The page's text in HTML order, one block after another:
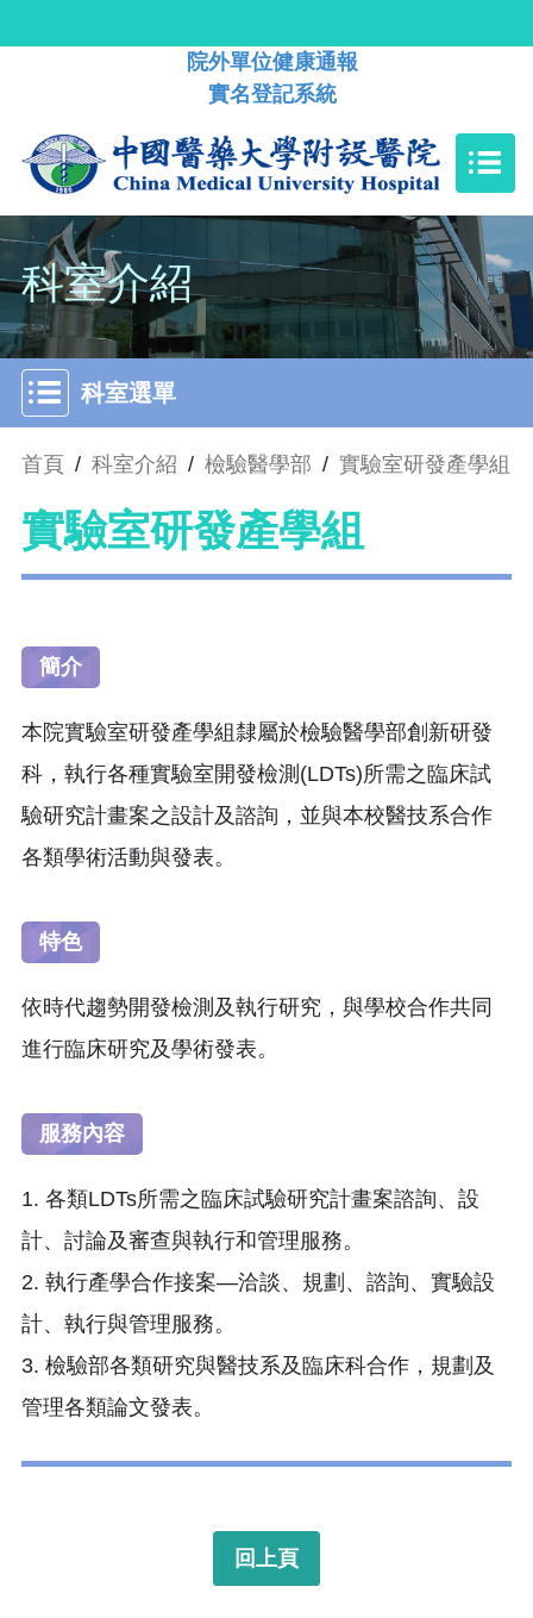
院外單位健康通報
實名登記系統
科室介紹
科室選單
首頁 / 科室介紹 / 檢驗醫學部 / 實驗室研發產學組
實驗室研發產學組
簡介
本院實驗室研發產學組隸屬於檢驗醫學部創新研發
科，執行各種實驗室開發檢測(LDTs)所需之臨床試
驗研究計畫案之設計及諮詢，並與本校醫技系合作
各類學術活動與發表。
特色
依時代趨勢開發檢測及執行研究，與學校合作共同
進行臨床研究及學術發表。
服務內容
1. 各類LDTs所需之臨床試驗研究計畫案諮詢、設
計、討論及審查與執行和管理服務。
2. 執行產學合作接案—洽談、規劃、諮詢、實驗設
計、執行與管理服務。
3. 檢驗部各類研究與醫技系及臨床科合作，規劃及
管理各類論文發表。
回上頁